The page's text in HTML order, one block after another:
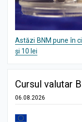
Astăzi BNM pune în
și 10 lei
Cursul valutar
06.08.2026